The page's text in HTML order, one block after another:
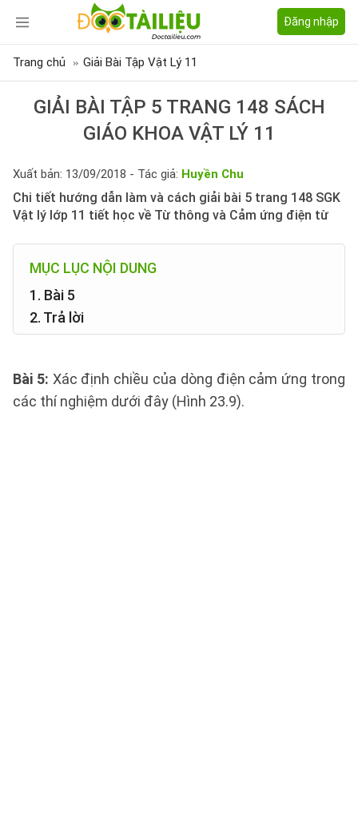
Đăng nhập
Trang chủ Giải Bài Tập Vật Lý 11
GIẢI BÀI TẬP 5 TRANG 148 SÁCH
GIÁO KHOA VẬT LÝ 11
Xuất bản: 13/09/2018 - Tác giả: Huyền Chu
Chi tiết hướng dẫn làm và cách giải bài 5 trang 148 SGK
Vật lý lớp 11 tiết học về Từ thông và Cảm ứng điện từ
MỤC LỤC NỘI DUNG
1. Bài 5
2. Trả lời
Bài 5: Xác định chiều của dòng điện cảm ứng trong
các thí nghiệm dưới đây (Hình 23.9).